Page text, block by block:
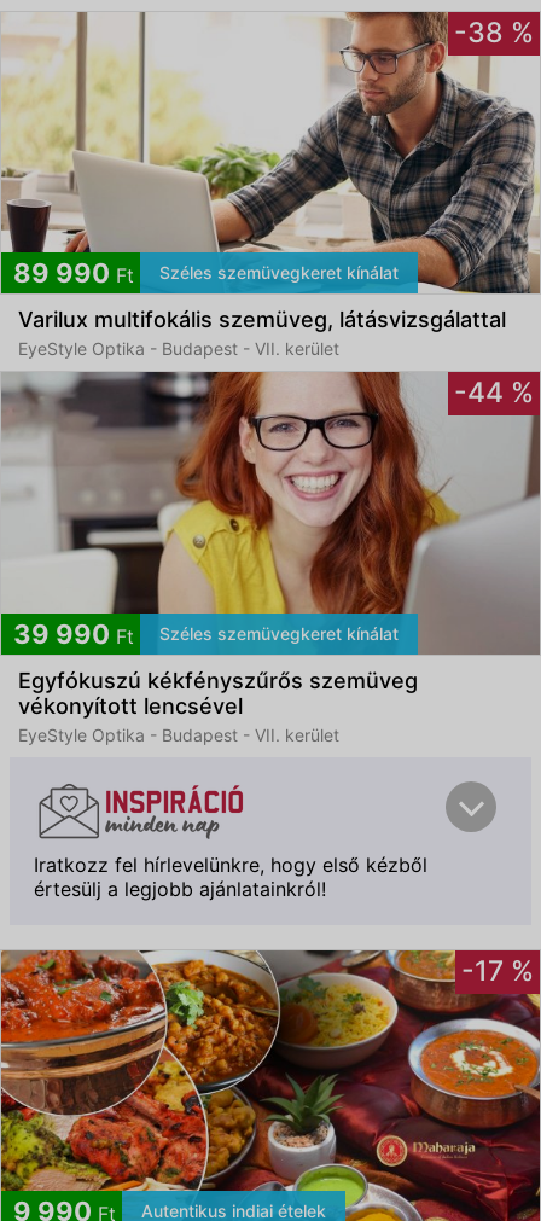
-38 %
89 990 Ft Széles szemüvegkeret kínálat
Varilux multifokális szemüveg, látásvizsgálattal
EyeStyle Optika - Budapest - VII. kerület
-44 %
39 990 Ft Széles szemüvegkeret kínálat
Egyfókuszú kékfényszűrős szemüveg
vékonyított lencsével
EyeStyle Optika - Budapest - VII. kerület
Iratkozz fel hírlevelünkre, hogy első kézből
értesülj a legjobb ajánlatainkról!
Feliratkozom
-17 %
9 990 Ft Autentikus indiai ételek